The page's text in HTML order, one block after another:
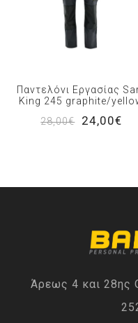
Παντελόνι Εργασίας
King 245 graphite/
28,00€
24,00€
Άρεως 4 και 28ης